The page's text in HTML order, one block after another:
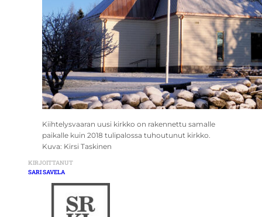
Kiihtelysvaaran uusi kirkko on rakennettu samalle
paikalle kuin 2018 tulipalossa tuhoutunut kirkko.
Kuva: Kirsi Taskinen
KIRJOITTANUT
SARI SAVELA